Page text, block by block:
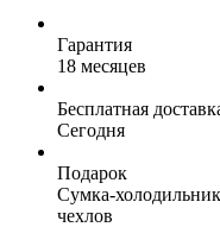
Гарантия
18 месяцев
Бесплатная
Сегодня
Подарок
Сумка-
чехлов